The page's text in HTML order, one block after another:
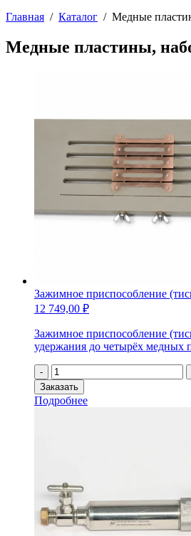
Главная / Каталог / Медные
Медные пластины,
Зажимное приспособление
12 749,00 ₽
Зажимное приспособление
удержания до четырёх медных
-
Количество
товара
Зажимное
приспособление
Заказать
Подробнее